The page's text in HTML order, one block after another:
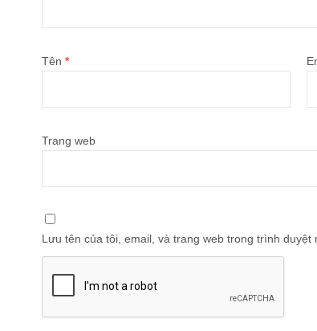
Tên *
Trang web
Lưu tên của tôi, email, và trang web trong trình duyệt